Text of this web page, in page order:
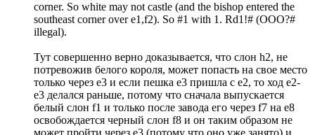
corner. So white may not castle (and the bishop entered the
southeast corner over e1,f2). So #1 with 1. Rd1!# (OOO?#
illegal).
Тут совершенно верно доказывается, что слон h2, не
потревожив белого короля, может попасть на свое место
только через е3 и если пешка е3 пришла с е2, то ход е2-
е3 делался раньше, потому что сначала выпускается
белый слон f1 и только после завода его через f7 на е8
освобождается черный слон f8 и он таким образом не
может пройти через е3 (потому что оно уже занято) и